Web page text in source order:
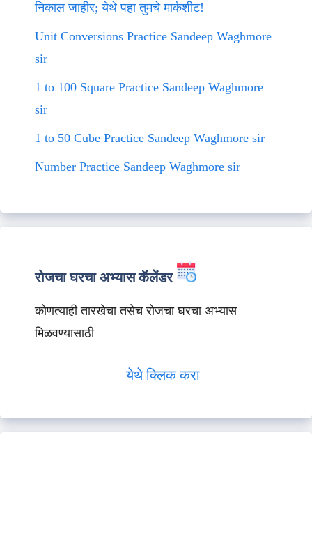
निकाल जाहीर; येथे पहा तुमचे मार्कशीट!
Unit Conversions Practice Sandeep Waghmore
sir
1 to 100 Square Practice Sandeep Waghmore
sir
1 to 50 Cube Practice Sandeep Waghmore sir
Number Practice Sandeep Waghmore sir
रोजचा घरचा अभ्यास कॅलेंडर
कोणत्याही तारखेचा तसेच रोजचा घरचा अभ्यास
मिळवण्यासाठी
येथे क्लिक करा